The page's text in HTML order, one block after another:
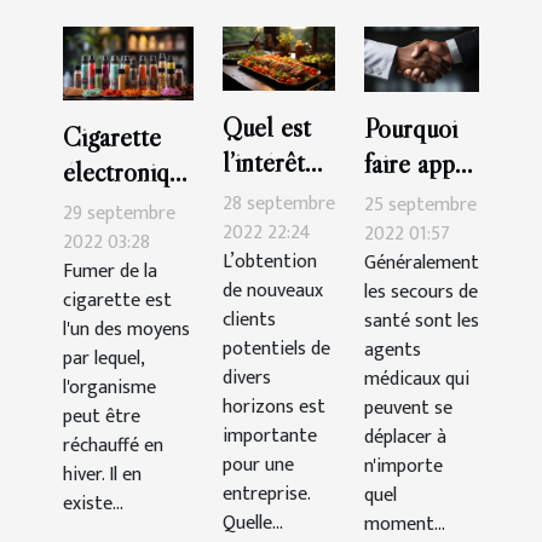
Cigarette
électronique
:Que faut-il
savoir ?
29 septembre
2022 03:28
Fumer de la
cigarette est
l'un des moyens
par lequel,
l'organisme
peut être
réchauffé en
hiver. Il en
existe...
Quel est
l’intérêt
d’un blog
de cuisine
?
28 septembre
2022 22:24
L’obtention
de nouveaux
clients
potentiels de
divers
horizons est
importante
pour une
entreprise.
Quelle...
Pourquoi
faire appel
à un
secours de
santé ?
25 septembre
2022 01:57
Généralement
les secours de
santé sont les
agents
médicaux qui
peuvent se
déplacer à
n'importe
quel
moment...